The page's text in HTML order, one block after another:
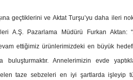
geçtiklerini ve Aktat Turşu’yu daha ileri
A.Ş. Pazarlama Müdürü Furkan Aktan:
ettiğimiz ürünlerimizdeki en büyük
buluşturmaktır. Annelerimizin evde
taze sebzeleri en iyi şartlarda işleyip